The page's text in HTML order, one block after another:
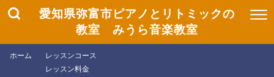
愛知県弥富市ピアノとリトミックの
教室 みうら音楽教室
ホーム
レッスンコース
レッスン料金